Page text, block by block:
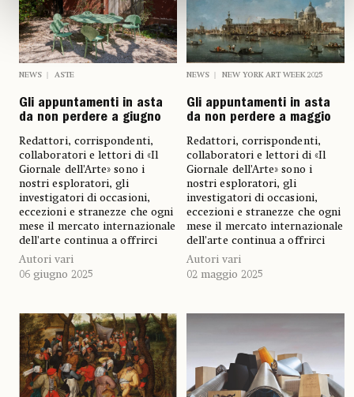
NEWS ASTE
Gli appuntamenti in asta
da non perdere a giugno
Redattori, corrispondenti,
collaboratori e lettori di «Il
Giornale dell’Arte» sono i
nostri esploratori, gli
investigatori di occasioni,
eccezioni e stranezze che ogni
mese il mercato internazionale
dell’arte continua a offrirci
Autori vari
06 giugno 2025
NEWS NEW YORK ART WEEK 2025
Gli appuntamenti in asta
da non perdere a maggio
Redattori, corrispondenti,
collaboratori e lettori di «Il
Giornale dell’Arte» sono i
nostri esploratori, gli
investigatori di occasioni,
eccezioni e stranezze che ogni
mese il mercato internazionale
dell’arte continua a offrirci
Autori vari
02 maggio 2025